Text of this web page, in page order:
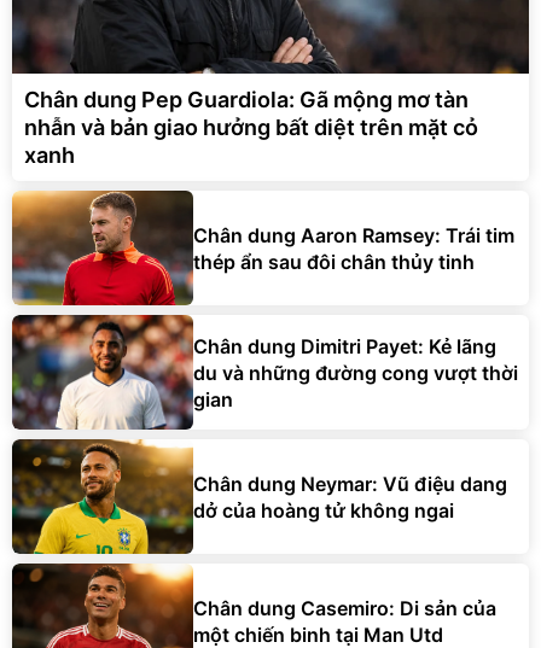
Chân dung Pep Guardiola: Gã mộng mơ tàn
nhẫn và bản giao hưởng bất diệt trên mặt cỏ
xanh
Chân dung Aaron Ramsey: Trái tim
thép ẩn sau đôi chân thủy tinh
Chân dung Dimitri Payet: Kẻ lãng
du và những đường cong vượt thời
gian
Chân dung Neymar: Vũ điệu dang
dở của hoàng tử không ngai
Chân dung Casemiro: Di sản của
một chiến binh tại Man Utd